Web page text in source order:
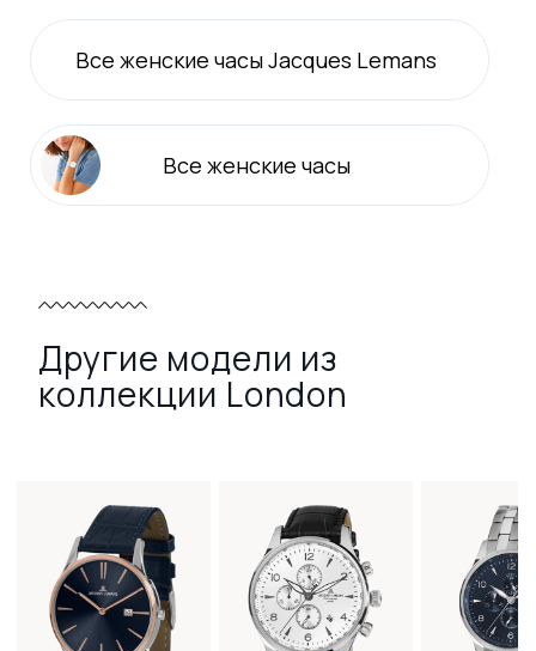
Всеженские часы Jacques Lemans
Все женские часы
Другие модели из
коллекции London